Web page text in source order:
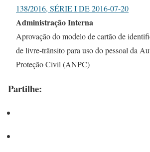
138/2016, SÉRIE I DE 2016-07-20
Administração Interna
Aprovação do modelo de cartão de
de livre-trânsito para uso do pessoal da
Proteção Civil (ANPC)
Partilhe: